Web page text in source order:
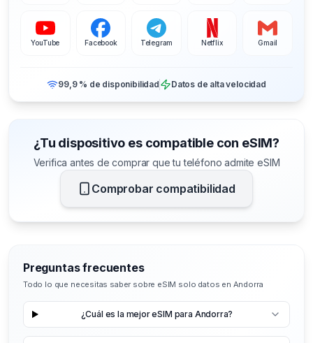
YouTube Facebook Telegram Netflix Gmail
99,9 % de disponibilidad Datos de alta velocidad
¿Tu dispositivo es compatible con eSIM?
Verifica antes de comprar que tu teléfono admite eSIM
Comprobar compatibilidad
Preguntas frecuentes
Todo lo que necesitas saber sobre eSIM solo datos en Andorra
¿Cuál es la mejor eSIM para Andorra?